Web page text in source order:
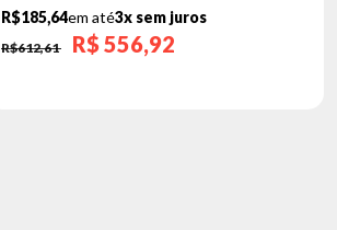
R$185,64em até3x sem juros
R$612,61 R$556,92